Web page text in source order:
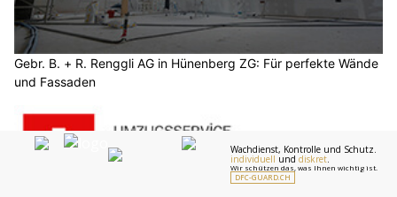
Gebr. B. + R. Renggli AG in Hünenberg ZG: Für perfekte Wände
und Fassaden